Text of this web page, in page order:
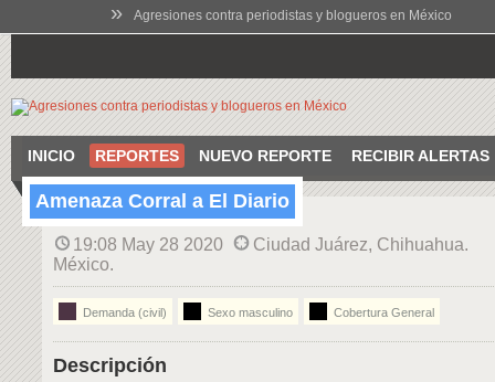
» Agresiones contra periodistas y blogueros en México
INICIO REPORTES NUEVO REPORTE RECIBIR ALERTAS
Amenaza Corral a El Diario
19:08 May 28 2020
Ciudad Juárez, Chihuahua.
México.
Demanda (civil) Sexo masculino Cobertura General
Descripción